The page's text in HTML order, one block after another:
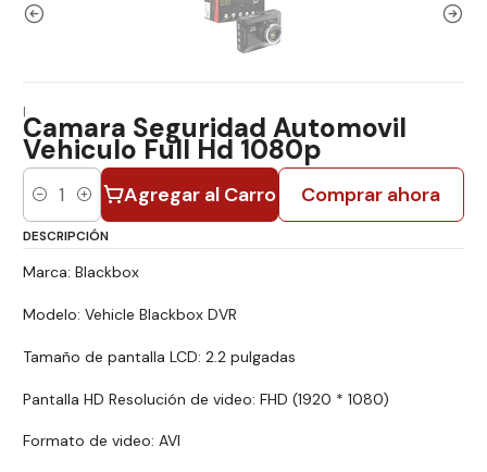
|Camara Seguridad Automovil
Vehiculo Full Hd 1080p
Cantidad Agregar al Carro Comprar ahora
DESCRIPCIÓN
Marca: Blackbox
Modelo: Vehicle Blackbox DVR
Tamaño de pantalla LCD: 2.2 pulgadas
Pantalla HD Resolución de video: FHD (1920 * 1080)
Formato de video: AVI